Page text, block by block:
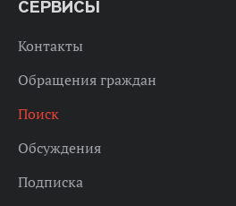
СЕРВИСЫ
Контакты
Обращения граждан
Поиск
Обсуждения
Подписка